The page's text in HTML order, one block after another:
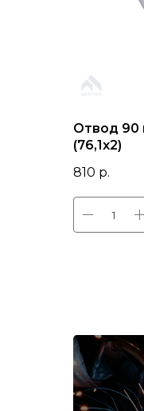
Отвод 90
(76,1х2)
810 р.